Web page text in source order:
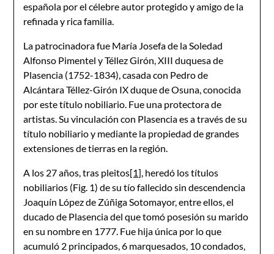
española por el célebre autor protegido y amigo de la
refinada y rica familia.
La patrocinadora fue María Josefa de la Soledad
Alfonso Pimentel y Téllez Girón, XIII duquesa de
Plasencia (1752-1834), casada con Pedro de
Alcántara Téllez-Girón IX duque de Osuna, conocida
por este título nobiliario. Fue una protectora de
artistas. Su vinculación con Plasencia es a través de su
título nobiliario y mediante la propiedad de grandes
extensiones de tierras en la región.
A los 27 años, tras pleitos[1], heredó los títulos
nobiliarios (Fig. 1) de su tío fallecido sin descendencia
Joaquín López de Zúñiga Sotomayor, entre ellos, el
ducado de Plasencia del que tomó posesión su marido
en su nombre en 1777. Fue hija única por lo que
acumuló 2 principados, 6 marquesados, 10 condados,